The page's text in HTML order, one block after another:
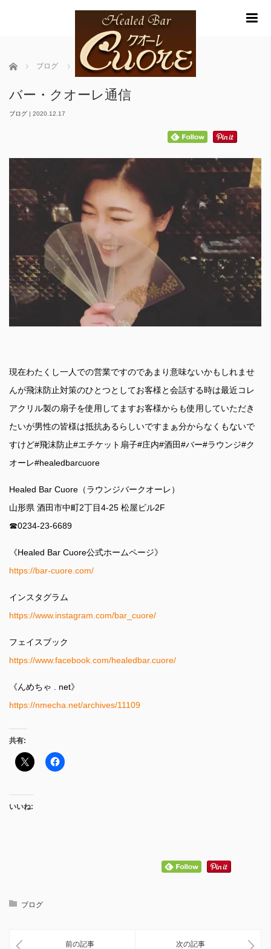
ホーム ブログ バー・クオーレ通信
バー・クオーレ通信
ブログ | 2020.12.17
現在わたくし一人での営業ですのであまり意味ないかもしれませ
んが飛沫防止対策のひとつとしてお客様と会話する時は最近コレ
アクリル製の扇子を使用してますお客様からも使用していただき
たいが男性の皆様は抵抗あるらしいですまぁ分からなくもないで
すけど#飛沫防止#エチケット扇子#庄内#酒田#バー#ラウンジ#ク
オーレ#healedbarcuore
Healed Bar Cuore（ラウンジバークオーレ）
山形県 酒田市中町2丁目4-25 松屋ビル2F
☎︎0234-23-6689
《Healed Bar Cuore公式ホームページ》
https://bar-cuore.com/
インスタグラム
https://www.instagram.com/bar_cuore/
フェイスブック
https://www.facebook.com/healedbar.cuore/
《んめちゃ . net》
https://nmecha.net/archives/11109
共有:
いいね:
ブログ
前の記事 次の記事